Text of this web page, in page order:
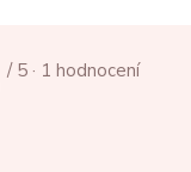
/ 5 · 1 hodnocení